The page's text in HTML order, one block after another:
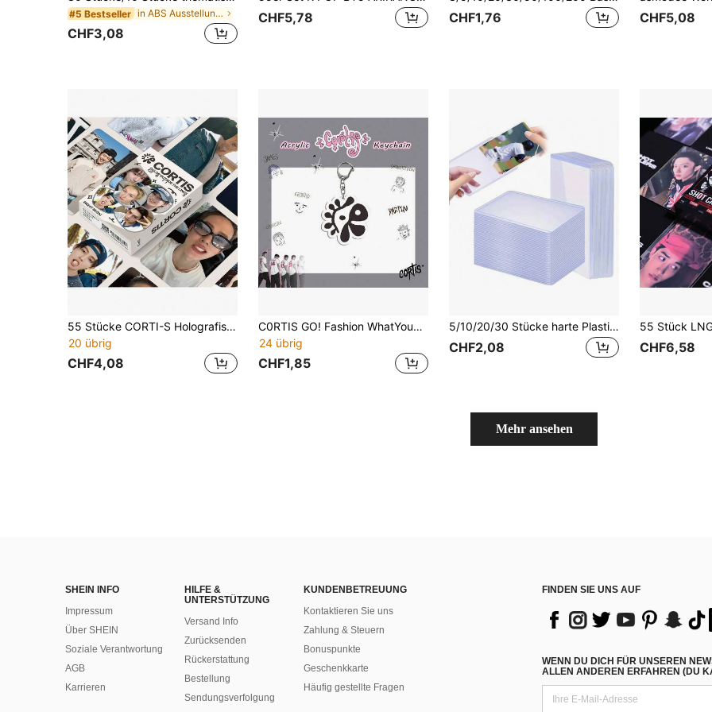
#5 Bestseller in ABS Ausstellung und Aufbewahrung von Sammlerstü
CHF3,08
CHF5,78 CHF1,76 CHF5,08
55 Stücke CORTI-S Holografische Fotokarten - Beyond Boundaries - K-Pop Gruppenmitglied Selfies Fan Merchandise LOMO Karten Geburtstags-/Feiertags-/Halloween-/Weihnachtsgeschenk
20 übrig
CHF4,08
C0RTIS GO! Fashion WhatYouWant JoyRide Acryl-Ständer Geschenk Idol Merchandise, C0RTIS/GO! Album/Fashion/WhatYouWant/JoyRide/Geschenk/Merchandise, C0RTIS/GO! Album/Fashion/WhatYouWant/JoyRide/Geschenk/Merchandise,
24 übrig
CHF1,85
5/10/20/30 Stücke harte Plastikkartenhüllen, Baseball-Kartenhüllen, klare Kartenhalterungen, kleine Kartenhüllen, Mclovin, Fotokarten-Ordner, Kpop-Karten, Kpop, K-Pop, Photokarten-Halterung
CHF2,08 CHF6,58
Mehr ansehen
SHEIN INFO
Impressum
Über SHEIN
Soziale Verantwortung
AGB
Karrieren
HILFE &
UNTERSTÜTZUNG
Versand Info
Zurücksenden
Rückerstattung
Bestellung
Sendungsverfolgung
KUNDENBETREUUNG
Kontaktieren Sie uns
Zahlung & Steuern
Bonuspunkte
Geschenkkarte
Häufig gestellte Fragen
FINDEN SIE UNS AUF
WENN DU DICH FÜR UNSEREN
ALLEN ANDEREN ERFAHREN (DU